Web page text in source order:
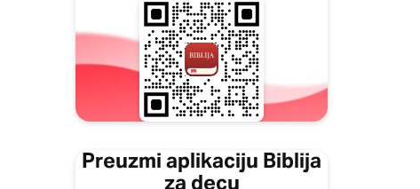
Preuzmi aplikaciju Biblija
za decu